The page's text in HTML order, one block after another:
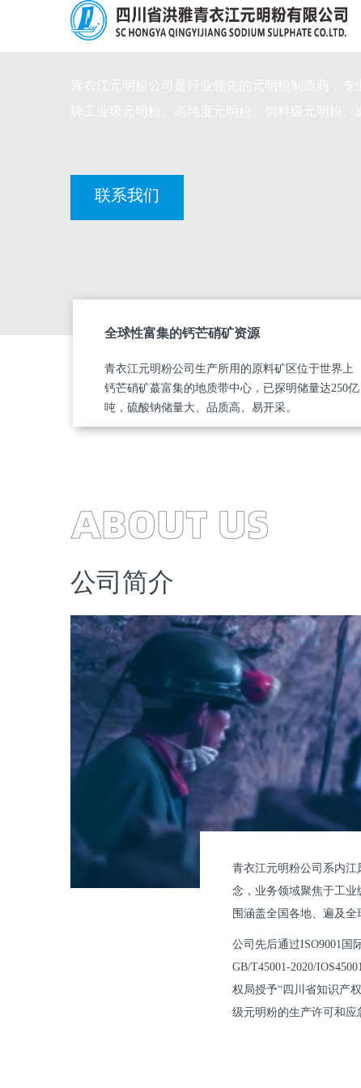
青衣江® 牌元明粉|
联系我们
全球性富集的钙芒硝矿资源
青衣江元明粉公司生产所用的原料矿区位于世界上
钙芒硝矿蕞富集的地质带中心，已探明储量达250亿
吨，硫酸钠储量大、品质高、易开采。
公司简介
青衣江元明粉公司系内
念，业务领域聚焦于工
围涵盖全国各地、遍及全
公司先后通过ISO9001国
GB/T45001-2020/
权局授予“四川省知识产
级元明粉的生产许可和应